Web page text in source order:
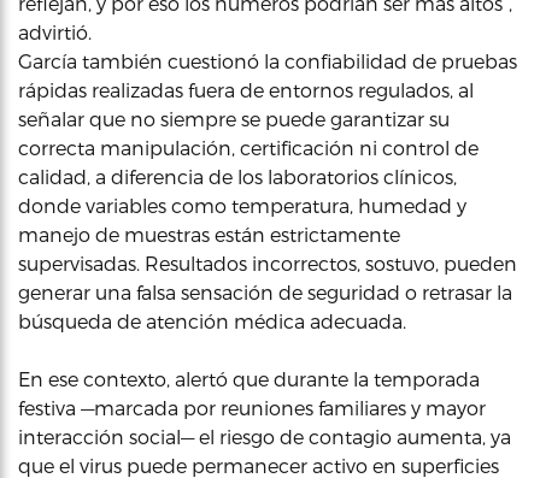
advirtió.
García también cuestionó la confiabilidad de pruebas
rápidas realizadas fuera de entornos regulados, al
señalar que no siempre se puede garantizar su
correcta manipulación, certificación ni control de
calidad, a diferencia de los laboratorios clínicos,
donde variables como temperatura, humedad y
manejo de muestras están estrictamente
supervisadas. Resultados incorrectos, sostuvo, pueden
generar una falsa sensación de seguridad o retrasar la
búsqueda de atención médica adecuada.
En ese contexto, alertó que durante la temporada
festiva —marcada por reuniones familiares y mayor
interacción social— el riesgo de contagio aumenta, ya
que el virus puede permanecer activo en superficies